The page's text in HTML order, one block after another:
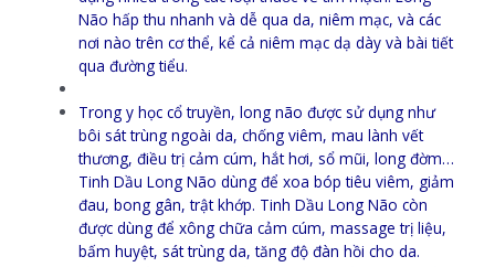
Não hấp thu nhanh và dễ qua da, niêm mạc, và các
nơi nào trên cơ thể, kể cả niêm mạc dạ dày và bài tiết
qua đường tiểu.
Trong y học cổ truyền, long não được sử dụng như
bôi sát trùng ngoài da, chống viêm, mau lành vết
thương, điều trị cảm cúm, hắt hơi, sổ mũi, long đờm…
Tinh Dầu Long Não dùng để xoa bóp tiêu viêm, giảm
đau, bong gân, trật khớp. Tinh Dầu Long Não còn
được dùng để xông chữa cảm cúm, massage trị liệu,
bấm huyệt, sát trùng da, tăng độ đàn hồi cho da.